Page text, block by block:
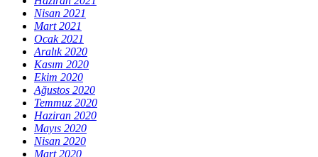
Nisan 2021
Mart 2021
Ocak 2021
Aralık 2020
Kasım 2020
Ekim 2020
Ağustos 2020
Temmuz 2020
Haziran 2020
Mayıs 2020
Nisan 2020
Mart 2020